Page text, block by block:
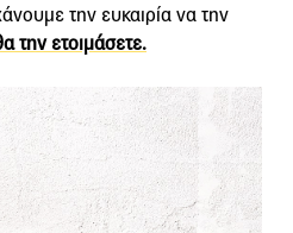
την ευκαιρία να την
την ετοιμάσετε.